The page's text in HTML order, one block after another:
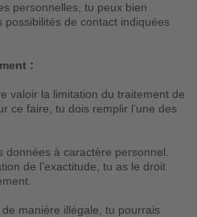
personnelles, tu peux bien
de contact indiquées
:
valoir la limitation du traitement de
ce faire, tu dois remplir l’une des
données à caractère personnel.
de l’exactitude, tu as le droit
manière illégale, tu pourrais